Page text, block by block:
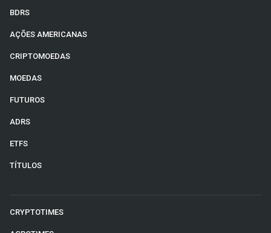
BDRS
AÇÕES AMERICANAS
CRIPTOMOEDAS
MOEDAS
FUTUROS
ADRS
ETFS
TÍTULOS
CRYPTOTIMES